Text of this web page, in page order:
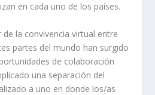
en cada uno de los países.
la convivencia virtual entre
partes del mundo han surgido
de colaboración
una separación del
a uno en donde los/as